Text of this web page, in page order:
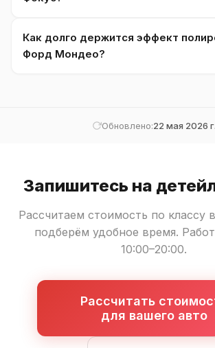
Как долго держится эффект
Форд Мондео?
Обновлено:22 мая 2026 г.
Запишитесь на
Рассчитаем стоимость по классу
подберём удобное время.
10:00–20:00.
Рассчитать
для вашего авто